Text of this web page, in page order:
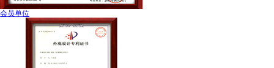
会员单位